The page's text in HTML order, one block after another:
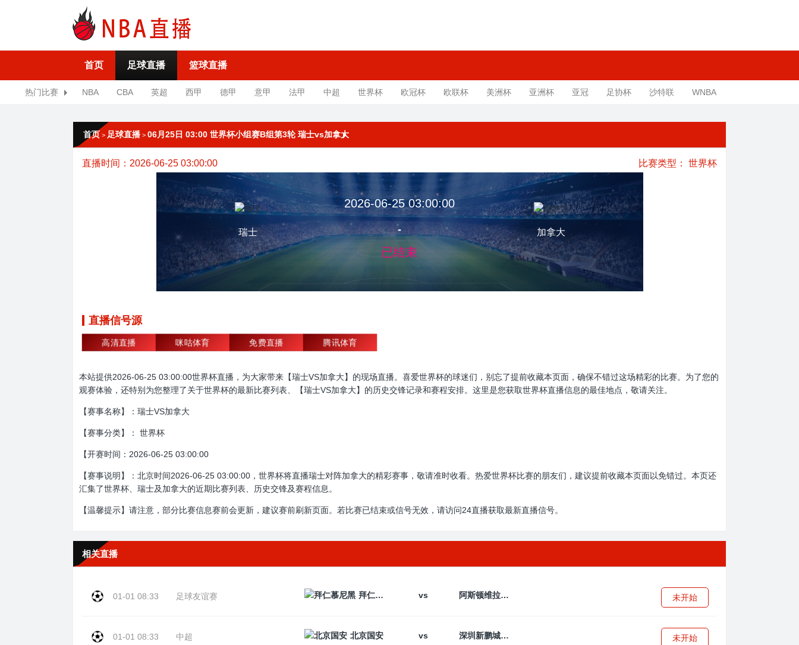
首页 足球直播 篮球直播
热门比赛 NBA CBA 英超 西甲 德甲 意甲 法甲 中超 世界杯 欧冠杯 欧联杯 美洲杯 亚洲杯 亚冠 足协杯 沙特联 WNBA
首页 > 足球直播 > 06月25日 03:00 世界杯小组赛B组第3轮 瑞士vs加拿大
直播时间：2026-06-25 03:00:00 比赛类型： 世界杯
瑞士
2026-06-25 03:00:00
-
已结束
加拿大
直播信号源
高清直播 咪咕体育 免费直播 腾讯体育
本站提供2026-06-25 03:00:00世界杯直播，为大家带来【瑞士VS加拿大】的现场直播。喜爱世界杯的球迷们，别忘了提前收藏本页面，确保不错过这场精彩的比赛。为了您的
观赛体验，还特别为您整理了关于世界杯的最新比赛列表、【瑞士VS加拿大】的历史交锋记录和赛程安排。这里是您获取世界杯直播信息的最佳地点，敬请关注。
【赛事名称】：瑞士VS加拿大
【赛事分类】： 世界杯
【开赛时间：2026-06-25 03:00:00
【赛事说明】：北京时间2026-06-25 03:00:00，世界杯将直播瑞士对阵加拿大的精彩赛事，敬请准时收看。热爱世界杯比赛的朋友们，建议提前收藏本页面以免错过。本页还
汇集了世界杯、瑞士及加拿大的近期比赛列表、历史交锋及赛程信息。
【温馨提示】请注意，部分比赛信息赛前会更新，建议赛前刷新页面。若比赛已结束或信号无效，请访问24直播获取最新直播信号。
相关直播
01-01 08:33 足球友谊赛 拜仁慕尼黑 vs 阿斯顿维拉 未开始
01-01 08:33 中超 北京国安 vs 深圳新鹏城 未开始